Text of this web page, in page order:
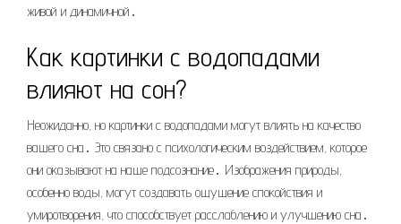
живой и динамичной․
Как картинки с водопадами
влияют на сон?
Неожиданно, но картинки с водопадами могут влиять на качество
вашего сна․ Это связано с психологическим воздействием, которое
они оказывают на наше подсознание․ Изображения природы,
особенно воды, могут создавать ощущение спокойствия и
умиротворения, что способствует расслаблению и улучшению сна․